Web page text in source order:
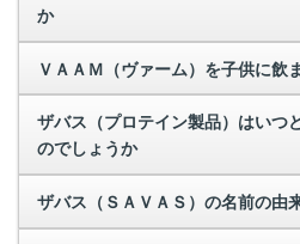
か
ＶＡＡＭ（ヴァーム）を子供に飲
ザバス（プロテイン製品）はいつ
のでしょうか
ザバス（ＳＡＶＡＳ）の名前の由